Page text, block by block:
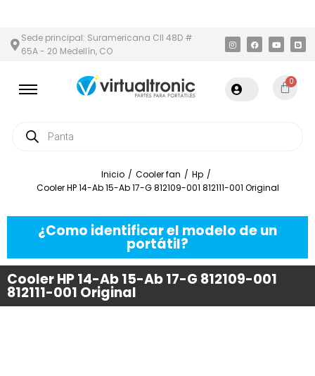
Sede principal: Suramericana Cll 48D #
65A - 20 Medellín, CO
0
Inicio / Cooler fan / Hp /
Cooler HP 14-Ab 15-Ab 17-G 812109-001 812111-001 Original
¿Como identificar el modelo de un
portátil?
Cooler HP 14-Ab 15-Ab 17-G 812109-001
812111-001 Original